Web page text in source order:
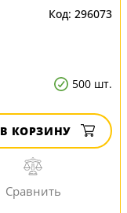
296073
500 шт.
В КОРЗИНУ